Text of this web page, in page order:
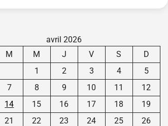
avril 2026
M M J V S
D
1
2 3 4
5
7 8 9 10 11
12
14 15 16 17 18
19
21 22 23 24 25
26